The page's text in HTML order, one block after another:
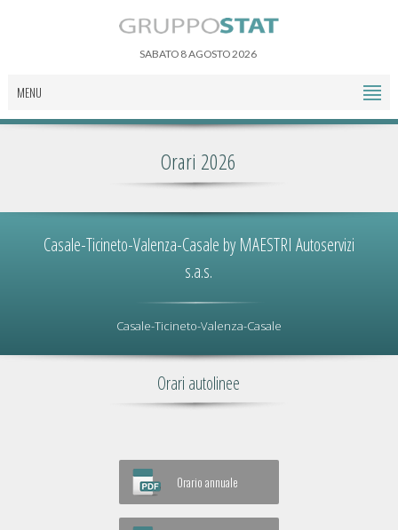
SABATO 8 AGOSTO 2026
MENU
Orari 2026
Casale-Ticineto-Valenza-Casale by MAESTRI Autoservizi
s.a.s.
Casale-Ticineto-Valenza-Casale
Orari autolinee
Orario annuale